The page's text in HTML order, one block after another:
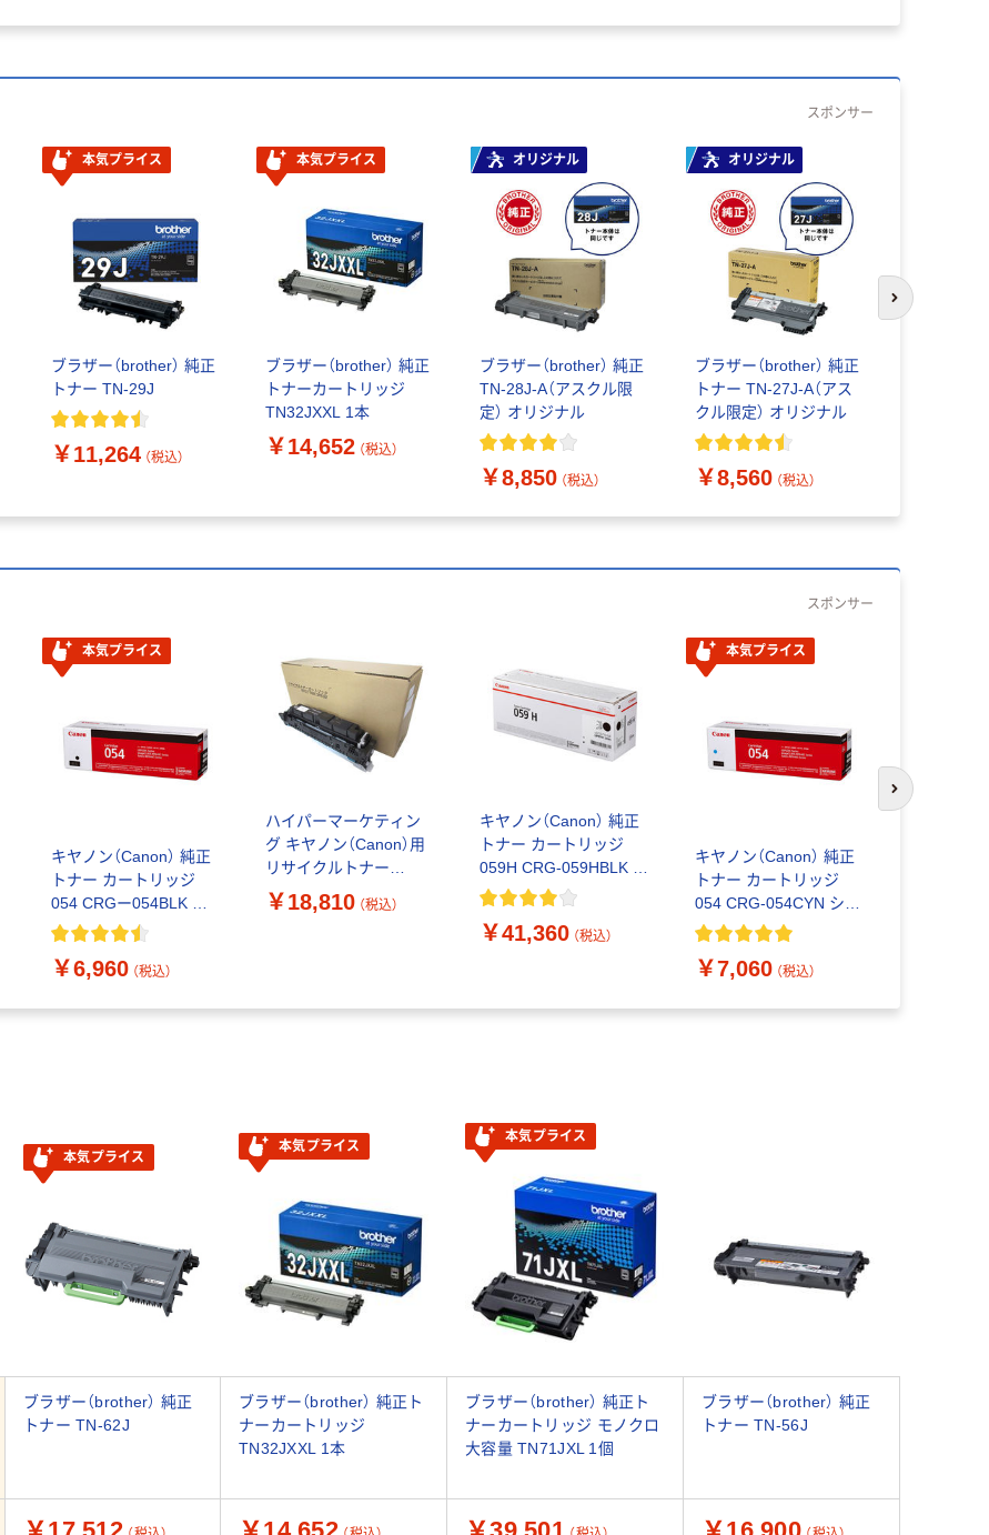
スポンサー
本気プライス
ブラザー（brother） 純正
トナー TN-29J
￥11,264 （税込）
本気プライス
ブラザー（brother） 純正
トナーカートリッジ
TN32JXXL 1本
￥14,652 （税込）
オリジナル
ブラザー（brother） 純正
TN-28J-A（アスクル限
定） オリジナル
￥8,850 （税込）
オリジナル
ブラザー（brother） 純正
トナー TN-27J-A（アス
クル限定） オリジナル
￥8,560 （税込）
次のスライド
スポンサー
本気プライス
キヤノン（Canon） 純正
トナー カートリッジ
054 CRGー054BLK ブ
ラック 3024C003 1個
￥6,960 （税込）
ハイパーマーケティン
グ キヤノン（Canon）用
リサイクルトナー
069HBKタイプ ブラッ
ク 大容量 1個（直送品）
￥18,810 （税込）
キヤノン（Canon） 純正
トナー カートリッジ
059H CRG-059HBLK ブ
ラック 大容量
￥41,360 （税込）
本気プライス
キヤノン（Canon） 純正
トナー カートリッジ
054 CRG-054CYN シア
ン 3023C003 1個
￥7,060 （税込）
次のスライド
本気プライス
本気プライス
本気プライス
ブラザー（brother） 純正
トナー TN-62J
ブラザー（brother） 純正ト
ナーカートリッジ
TN32JXXL 1本
ブラザー（brother） 純正ト
ナーカートリッジ モノクロ
大容量 TN71JXL 1個
ブラザー（brother） 純正
トナー TN-56J